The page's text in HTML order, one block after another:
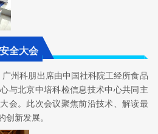
全大会
州科朋出席由中国社科院工经所食品
与北京中培科检信息技术中心共同主
会。此次会议聚焦前沿技术、解读最
新发展。